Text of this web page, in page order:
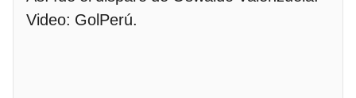
Video: GolPerú.